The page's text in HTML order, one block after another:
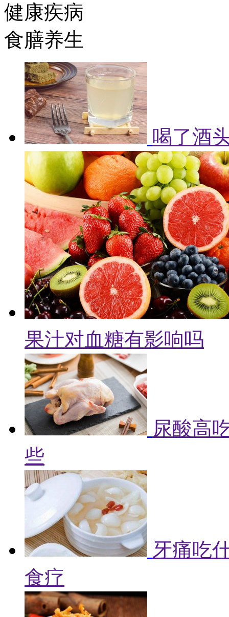
健康疾病
食膳养生
喝了酒
果汁对血糖有影响吗
尿酸高
些
牙痛吃
食疗